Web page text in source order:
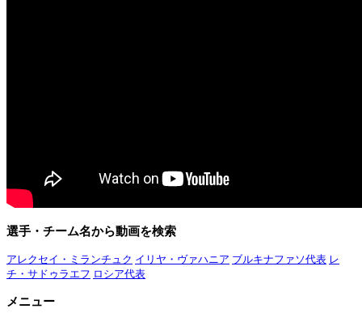
選手・チーム名から動画を検索
アレクセイ・ミランチュク イリヤ・ヴァハニア ブルキナファソ代表 レ
チ・サドゥラエフ ロシア代表
メニュー